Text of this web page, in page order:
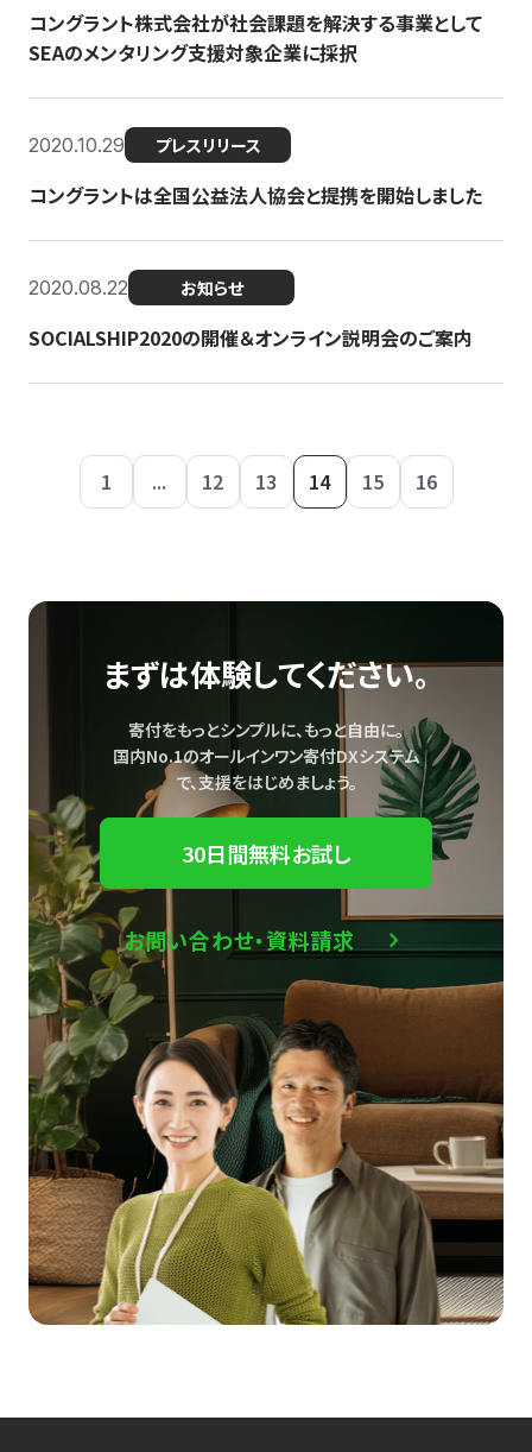
コングラント株式会社が社会課題を解決する事業として
SEAのメンタリング支援対象企業に採択
2020.10.29 プレスリリース
コングラントは全国公益法人協会と提携を開始しました
2020.08.22 お知らせ
SOCIALSHIP2020の開催＆オンライン説明会のご案内
1 ... 12 13 14 15 16
まずは体験してください。
寄付をもっとシンプルに、もっと自由に。
国内No.1のオールインワン寄付DXシステム
で、支援をはじめましょう。
30日間無料お試し
お問い合わせ・資料請求